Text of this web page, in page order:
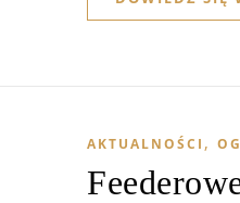
AKTUALNOŚCI ,